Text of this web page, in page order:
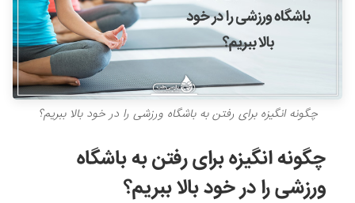
چگونه انگیزه برای رفتن به باشگاه ورزشی را در خود بالا ببریم؟
چگونه انگیزه برای رفتن به باشگاه
ورزشی را در خود بالا ببریم؟